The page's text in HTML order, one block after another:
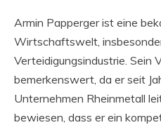
Armin Papperger ist eine
Wirtschaftswelt,
Verteidigungsindustrie. Sein
bemerkenswert, da er seit
Unternehmen Rheinmetall
bewiesen, dass er ein